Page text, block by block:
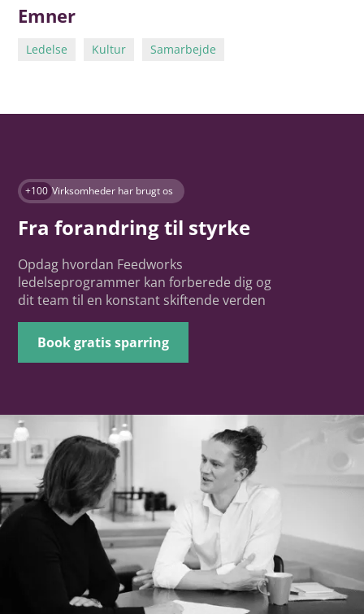
Emner
Ledelse Kultur Samarbejde
+100 Virksomheder har brugt os
Fra forandring til styrke
Opdag hvordan Feedworks
ledelseprogrammer kan forberede dig og
dit team til en konstant skiftende verden
Book gratis sparring